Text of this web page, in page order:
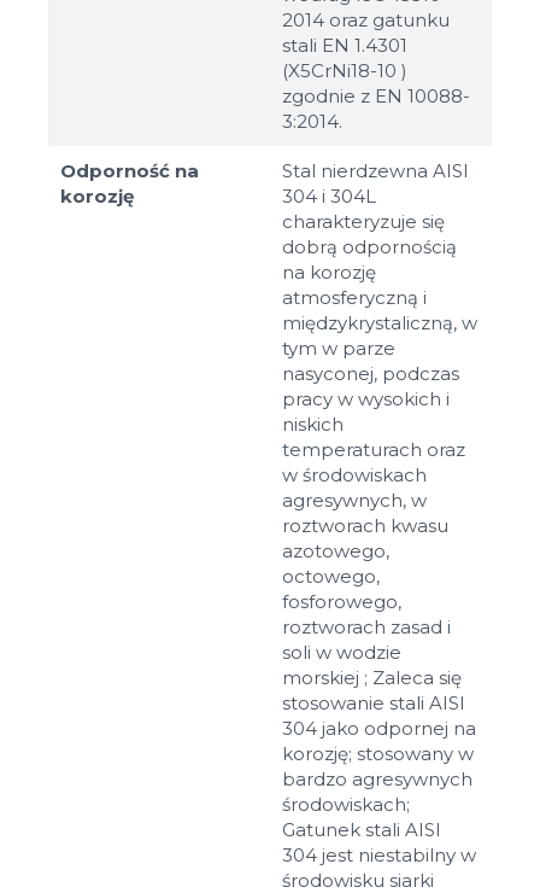
2014 oraz gatunku
stali EN 1.4301
(X5CrNi18-10 )
zgodnie z EN 10088-
3:2014.
Odporność na
korozję
Stal nierdzewna AISI
304 i 304L
charakteryzuje się
dobrą odpornością
na korozję
atmosferyczną i
międzykrystaliczną, w
tym w parze
nasyconej, podczas
pracy w wysokich i
niskich
temperaturach oraz
w środowiskach
agresywnych, w
roztworach kwasu
azotowego,
octowego,
fosforowego,
roztworach zasad i
soli w wodzie
morskiej ; Zaleca się
stosowanie stali AISI
304 jako odpornej na
korozję; stosowany w
bardzo agresywnych
środowiskach;
Gatunek stali AISI
304 jest niestabilny w
środowisku siarki